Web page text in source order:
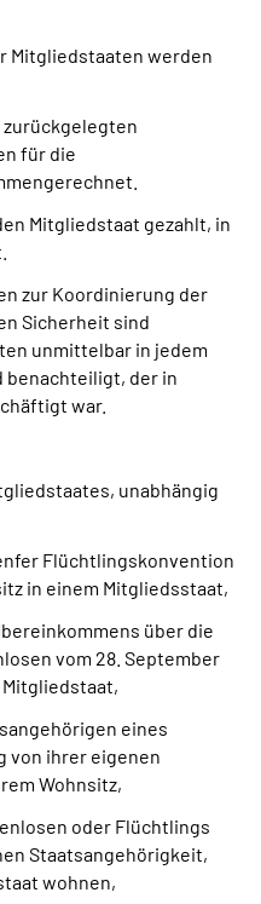
Mitgliedstaaten werden
zurückgelegten
für die
Mitgliedstaat gezahlt, in
zur Koordinierung der
Sicherheit sind
unmittelbar in jedem
benachteiligt, der in
war.
unabhängig
Flüchtlingskonvention
in einem Mitgliedsstaat,
über die
vom 28. September
Mitgliedstaat,
eines
von ihrer eigenen
Wohnsitz,
oder Flüchtlings
Staatsangehörigkeit,
wohnen,